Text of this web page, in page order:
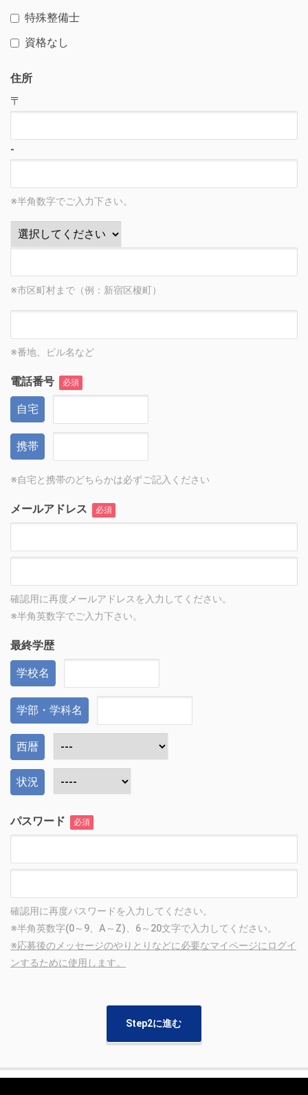
特殊整備士
資格なし
住所
〒
-
※半角数字でご入力下さい。
※市区町村まで（例：新宿区榎町）
※番地、ビル名など
電話番号 必須
自宅
携帯
※自宅と携帯のどちらかは必ずご記入ください
メールアドレス 必須
確認用に再度メールアドレスを入力してください。
※半角英数字でご入力下さい。
最終学歴
学校名
学部・学科名
西暦
状況
パスワード 必須
確認用に再度パスワードを入力してください。
※半角英数字(0～9、A～Z)、6～20文字で入力してください。
※応募後のメッセージのやりとりなどに必要なマイページにログイ
ンするために使用します。